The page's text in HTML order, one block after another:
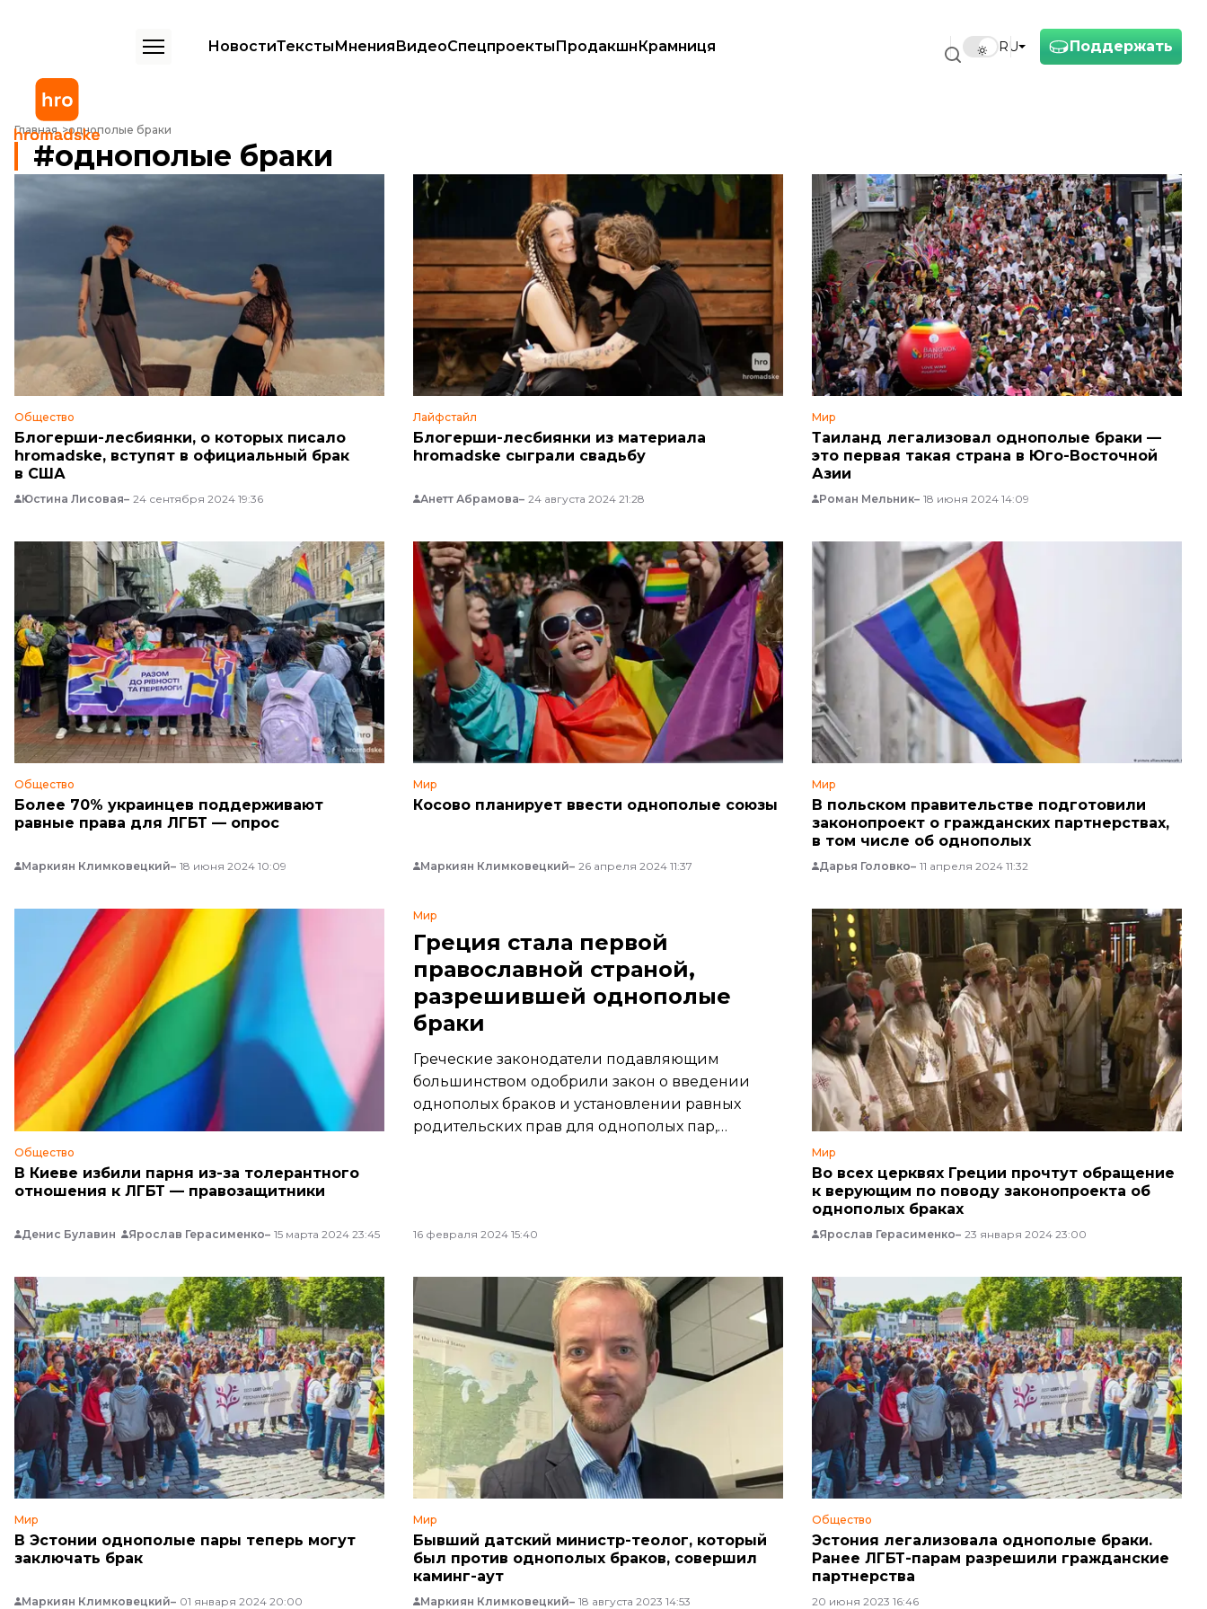
Поддержать
RU
НовостиТекстыМненияВидеоСпецпроектыПродакшнКрамниця
Главная однополые браки
однополые браки
Общество
Блогерши-лесбиянки, о которых писало
hromadske, вступят в официальный брак
в США
Юстина Лисовая 24 сентября 2024 19:36
Лайфстайл
Блогерши-лесбиянки из материала
hromadske сыграли свадьбу
Анетт Абрамова 24 августа 2024 21:28
Мир
Таиланд легализовал однополые браки —
это первая такая страна в Юго-Восточной
Азии
Роман Мельник 18 июня 2024 14:09
Общество
Более 70% украинцев поддерживают
равные права для ЛГБТ — опрос
Маркиян Климковецкий 18 июня 2024 10:09
Мир
Косово планирует ввести однополые союзы
Маркиян Климковецкий 26 апреля 2024 11:37
Мир
В польском правительстве подготовили
законопроект о гражданских партнерствах,
в том числе об однополых
Дарья Головко 11 апреля 2024 11:32
Общество
В Киеве избили парня из-за толерантного
отношения к ЛГБТ — правозащитники
Денис Булавин Ярослав Герасименко 15 марта 2024 23:45
Мир
Греция стала первой
православной страной,
разрешившей однополые
браки
Греческие законодатели подавляющим
большинством одобрили закон о введении
однополых браков и установлении равных
родительских прав для однополых пар,
16 февраля 2024 15:40
Мир
Во всех церквях Греции прочтут обращение
к верующим по поводу законопроекта об
однополых браках
Ярослав Герасименко 23 января 2024 23:00
Мир
В Эстонии однополые пары теперь могут
заключать брак
Маркиян Климковецкий 01 января 2024 20:00
Мир
Бывший датский министр-теолог, который
был против однополых браков, совершил
каминг-аут
Маркиян Климковецкий 18 августа 2023 14:53
Общество
Эстония легализовала однополые браки.
Ранее ЛГБТ-парам разрешили гражданские
партнерства
20 июня 2023 16:46